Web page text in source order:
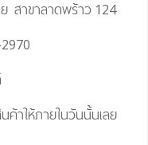
สาขาลาดพร้าว 124
ค้าให้ภายในวันนั้นเลย